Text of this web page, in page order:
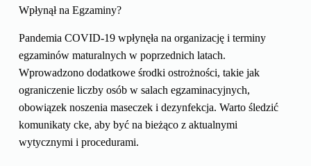
Wpłynął na Egzaminy?
Pandemia COVID-19 wpłynęła na organizację i terminy
egzaminów maturalnych w poprzednich latach.
Wprowadzono dodatkowe środki ostrożności, takie jak
ograniczenie liczby osób w salach egzaminacyjnych,
obowiązek noszenia maseczek i dezynfekcja. Warto śledzić
komunikaty cke, aby być na bieżąco z aktualnymi
wytycznymi i procedurami.